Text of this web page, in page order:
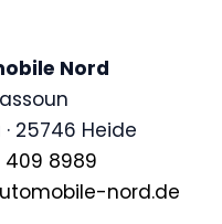
Nord
25746 Heide
409 8989
nord.de